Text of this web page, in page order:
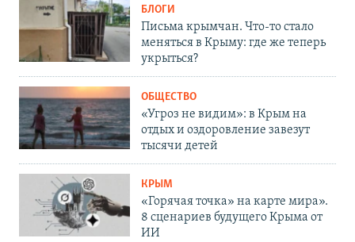
БЛОГИ
Письма крымчан. Что-то стало
меняться в Крыму: где же теперь
укрыться?
ОБЩЕСТВО
«Угроз не видим»: в Крым на
отдых и оздоровление завезут
тысячи детей
КРЫМ
«Горячая точка» на карте мира».
8 сценариев будущего Крыма от
ИИ